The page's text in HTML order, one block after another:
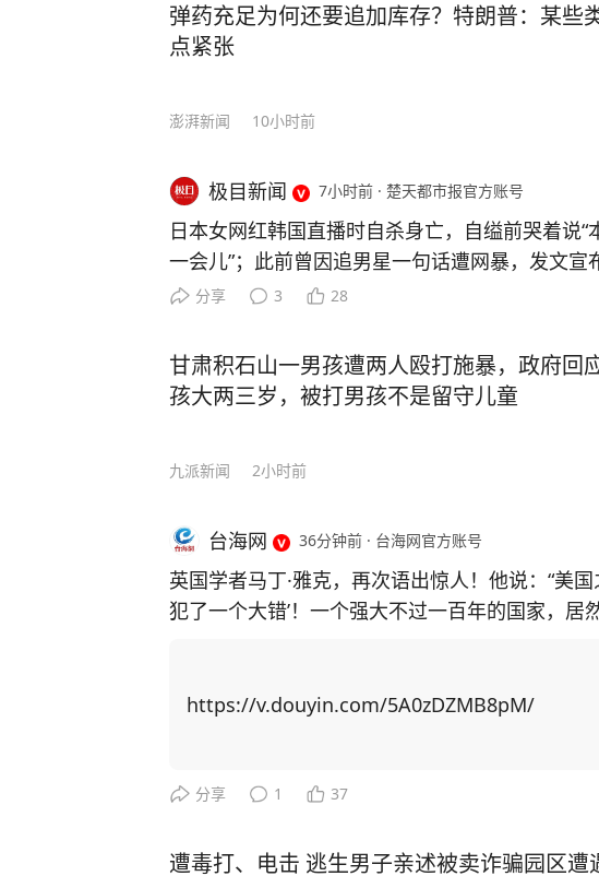
弹药充足为何还要追加库存？特朗普：某些
点紧张
澎湃新闻 10小时前
极目新闻 7小时前 · 楚天都市报官方账号
日本女网红韩国直播时自杀身亡，自缢前哭着说“
一会儿”；此前曾因追男星一句话遭网暴，发文宣
时间8月5日凌晨，一名居住在韩国的20多岁日本
个过程被直播画面完整记录。 据悉，Mina是韩国
N成员西村力的资深粉丝。7月底ENHYPEN美国
托队友金善禹转交向日葵道具给西村力未果，随后
ina，发起大规模人肉搜索与网暴。 8月1日Mina
级。 8月5日凌晨，Mina在直播中边哭边说“活着
了”“好可怕，本来还想多活一会儿”，约30分钟后
全程被直播。朋友报警，多名网友在网络求助，
33分赶到时她已身亡。首尔龙山警察署正调查具体
所属经纪公司HYBE尚未公开回应。事件曝光后，
害，呼吁网友在发表言论时保持理性，避免让网络
造雪而内疚吧。事情的起点，不过是追星时的一点
分享 3 28
甘肃积石山一男孩遭两人殴打施暴，政府回
孩大两三岁，被打男孩不是留守儿童
九派新闻 2小时前
台海网 36分钟前 · 台海网官方账号
英国学者马丁·雅克，再次语出惊人！他说：“美
犯了一个大错’！一个强大不过一百年的国家，
雅克说了一句让整个西方都头疼的话：“中国不是
预想，变成西方。而且，中国永远也不会变成西
民"，美国则是"人民服务于经济"，两种截然不同
https://v.douyin.com/5A0zDZMB8pM/
分享 1 37
遭毒打、电击 逃生男子亲述被卖诈骗园区遭